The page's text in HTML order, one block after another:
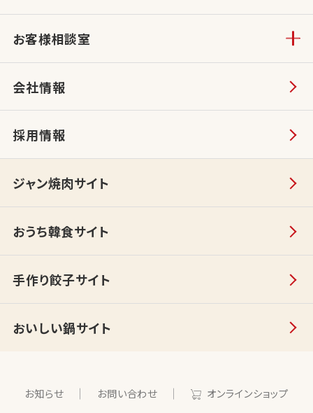
お客様相談室
会社情報
採用情報
ジャン焼肉サイト
おうち韓食サイト
手作り餃子サイト
おいしい鍋サイト
お知らせ お問い合わせ オンラインショップ